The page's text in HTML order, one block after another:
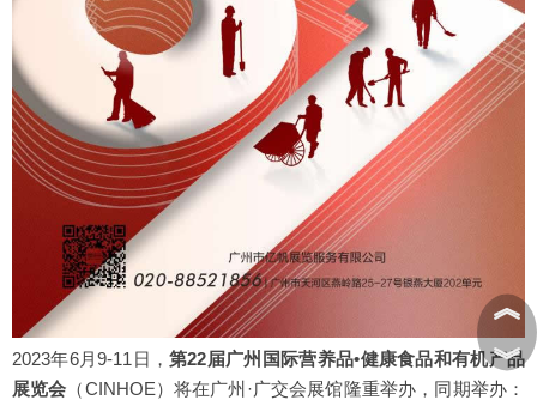
2023年6月9-11日，第22届广州国际营养品•健康食品和有机产品
展览会 （CINHOE） 将在广州·广交会展馆隆重举办，同期举办：
︽
︾